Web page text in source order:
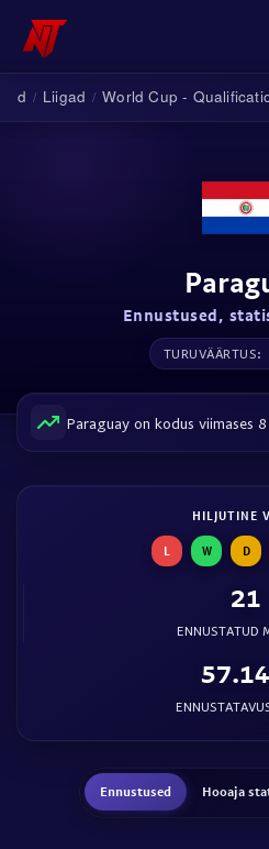
/ Liigad / World Cup -
Ennustused,
TURUVÄÄRTUS:
Paraguay on kodus viimases
HILJUTINE
L W D
21
ENNUSTATUD
Ennustused Hooaja